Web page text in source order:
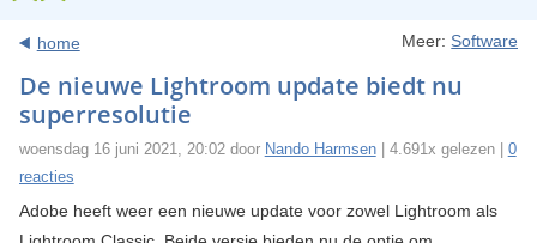
home Meer: Software
De nieuwe Lightroom update biedt nu
superresolutie
woensdag 16 juni 2021, 20:02 door Nando Harmsen| 4.691x gelezen | 0
reacties
Adobe heeft weer een nieuwe update voor zowel Lightroom als